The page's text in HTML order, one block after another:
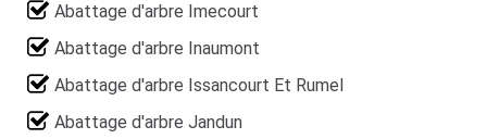
Abattage d'arbre Imecourt
Abattage d'arbre Inaumont
Abattage d'arbre Issancourt Et Rumel
Abattage d'arbre Jandun